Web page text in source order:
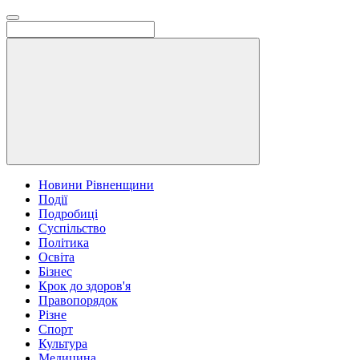
Новини Рівненщини
Події
Подробиці
Суспільство
Політика
Освіта
Бізнес
Крок до здоров'я
Правопорядок
Різне
Спорт
Культура